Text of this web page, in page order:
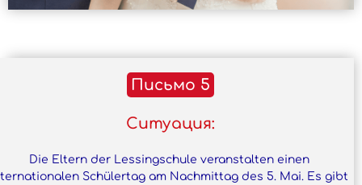
Письмо 5
Ситуация:
Die Eltern der Lessingschule veranstalten einen
Schülertag am Nachmittag des 5. Mai. Es gibt